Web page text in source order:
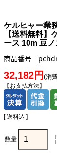
ケルヒャー業
【送料無料
ース 10m 豆
商品番号
32,182円 (消
【お支払方法】
[ 送料込 ]
数量